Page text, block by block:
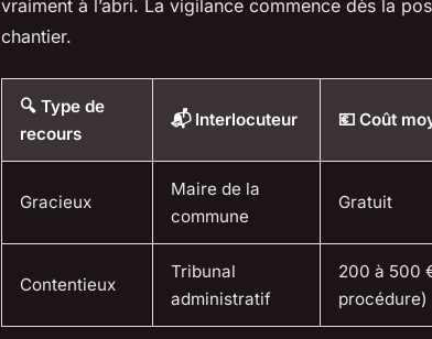
vraiment à l’abri. La vigilance commence dès la
chantier.
🔍 Type de
recours
📬 Interlocuteur 💶 Coût
Gracieux
Maire de la
commune
Gratuit
Contentieux
Tribunal
administratif
200 à 500
procédure)